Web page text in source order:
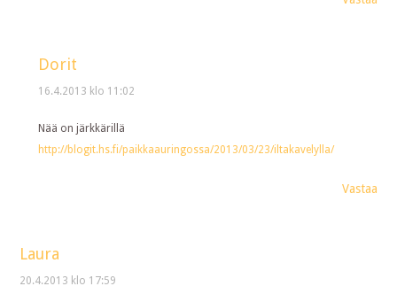
Dorit
16.4.2013 klo 11:02
Nää on järkkärillä
http://blogit.hs.fi/paikkaauringossa/2013/03/23/iltakavelylla/
Vastaa
Laura
20.4.2013 klo 17:59